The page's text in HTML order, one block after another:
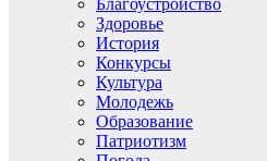
Благоустройство
Здоровье
История
Конкурсы
Культура
Молодежь
Образование
Патриотизм